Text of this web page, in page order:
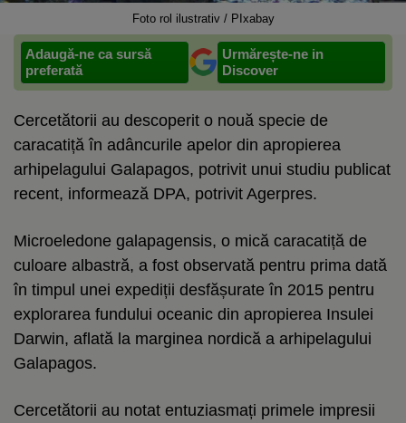
Foto rol ilustrativ / PIxabay
Adaugă-ne ca sursă
preferată
Urmărește-ne in
Discover
Cercetătorii au descoperit o nouă specie de
caracatiță în adâncurile apelor din apropierea
arhipelagului Galapagos, potrivit unui studiu publicat
recent, informează DPA, potrivit Agerpres.
Microeledone galapagensis, o mică caracatiță de
culoare albastră, a fost observată pentru prima dată
în timpul unei expediții desfășurate în 2015 pentru
explorarea fundului oceanic din apropierea Insulei
Darwin, aflată la marginea nordică a arhipelagului
Galapagos.
Cercetătorii au notat entuziasmați primele impresii